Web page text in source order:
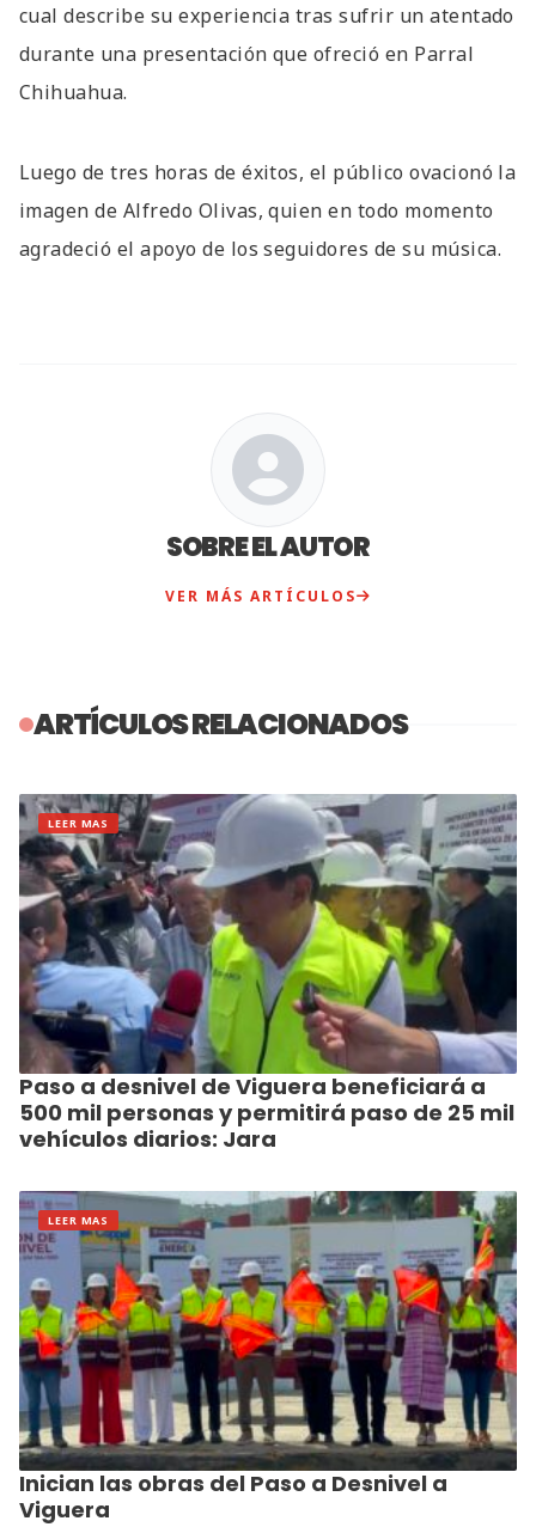
cual describe su experiencia tras sufrir un atentado
durante una presentación que ofreció en Parral
Chihuahua.
Luego de tres horas de éxitos, el público ovacionó la
imagen de Alfredo Olivas, quien en todo momento
agradeció el apoyo de los seguidores de su música.
SOBRE EL AUTOR
VER MÁS ARTÍCULOS
ARTÍCULOS RELACIONADOS
LEER MAS
Paso a desnivel de Viguera beneficiará a
500 mil personas y permitirá paso de 25 mil
vehículos diarios: Jara
LEER MAS
Inician las obras del Paso a Desnivel a
Viguera